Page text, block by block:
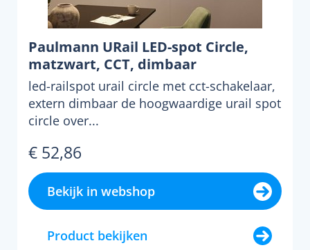
Paulmann URail LED-spot Circle,
matzwart, CCT, dimbaar
led-railspot urail circle met cct-schakelaar,
extern dimbaar de hoogwaardige urail spot
circle over...
€ 52,86
Bekijk in webshop
Product bekijken